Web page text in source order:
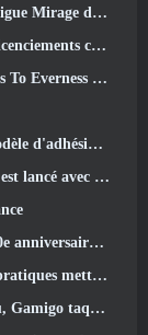
de Path Of Exile
ce mois-ci
révélée
apportées au MMORPG
à jour d'aujourd'hui
et des récompenses
des enfants »
médiéval Glory Victis